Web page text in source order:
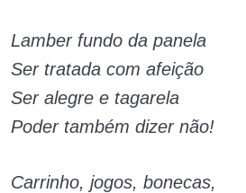
Lamber fundo da panela
Ser tratada com afeição
Ser alegre e tagarela
Poder também dizer não!
Carrinho, jogos, bonecas,